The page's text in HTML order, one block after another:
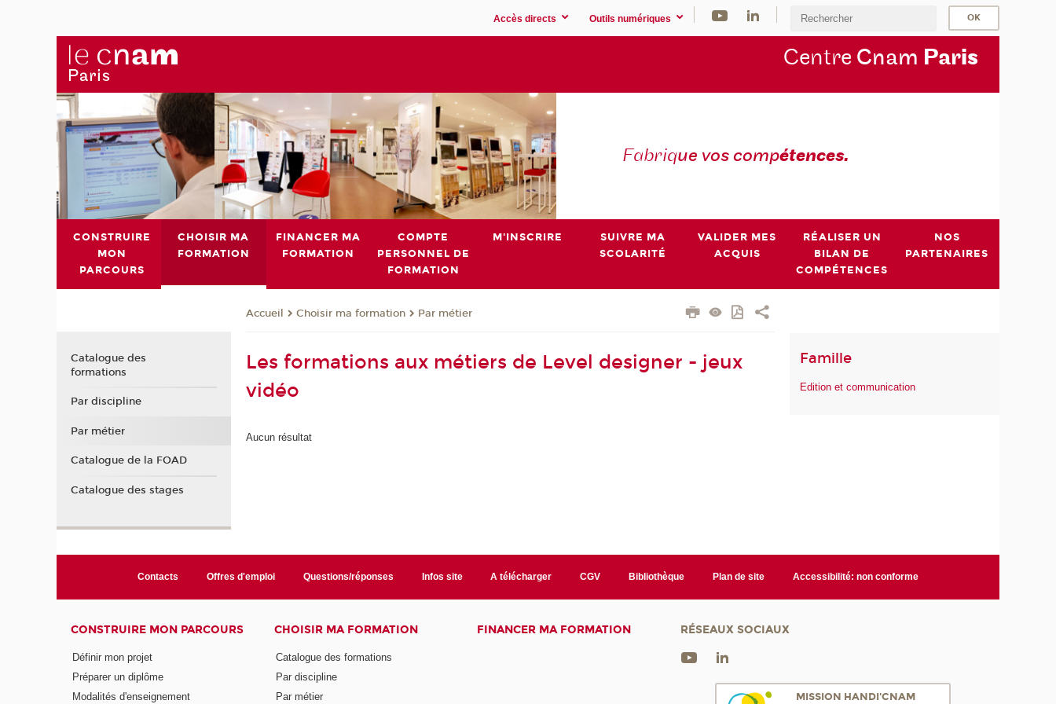
Accès directs Outils numériques
Centre Cnam Paris
Fabrique vos compétences.
CONSTRUIRE
MON
PARCOURS
CHOISIR MA
FORMATION
FINANCER MA
FORMATION
COMPTE
PERSONNEL DE
FORMATION
M'INSCRIRE
SUIVRE MA
SCOLARITÉ
VALIDER MES
ACQUIS
RÉALISER UN
BILAN DE
COMPÉTENCES
NOS
PARTENAIRES
Accueil Choisir ma formation Par métier
Les formations aux métiers de Level designer - jeux
vidéo
Aucun résultat
Famille
Edition et communication
Catalogue des
formations
Par discipline
Par métier
Catalogue de la FOAD
Catalogue des stages
Contacts Offres d'emploi Questions/réponses Infos site A télécharger CGV Bibliothèque Plan de site Accessibilité: non conforme
CONSTRUIRE MON PARCOURS
Définir mon projet
Préparer un diplôme
Modalités d'enseignement
CHOISIR MA FORMATION
Catalogue des formations
Par discipline
Par métier
FINANCER MA FORMATION RÉSEAUX SOCIAUX
MISSION HANDI'CNAM